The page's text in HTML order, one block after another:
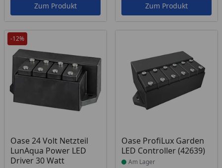
Zum Produkt Zum Produkt
-12%
Oase 24 Volt Netzteil
LunAqua Power LED
Driver 30 Watt
Oase ProfiLux Garden
LED Controller (42639)
Produkt am Lager
Am Lager